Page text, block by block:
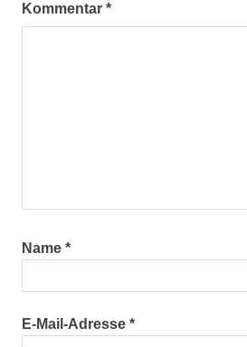
Kommentar *
Name *
E-Mail-Adresse *